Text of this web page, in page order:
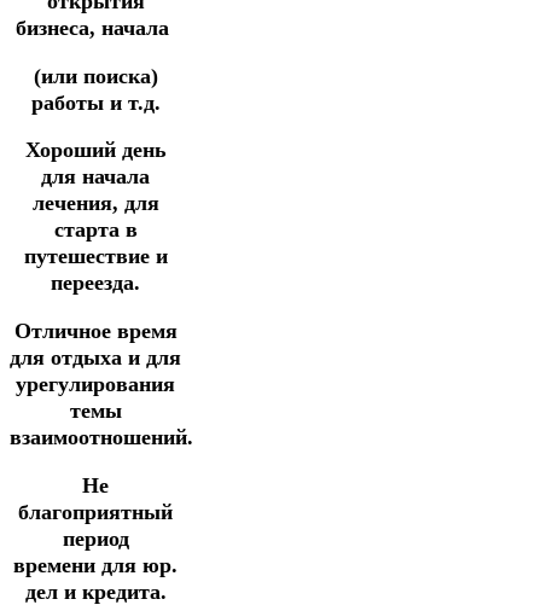
бизнеса, начала
(или поиска)
работы и т.д.
Хороший день
для начала
лечения, для
старта в
путешествие и
переезда.
Отличное время
для отдыха и для
урегулирования
темы
взаимоотношений.
Не
благоприятный
период
времени для юр.
дел и кредита.